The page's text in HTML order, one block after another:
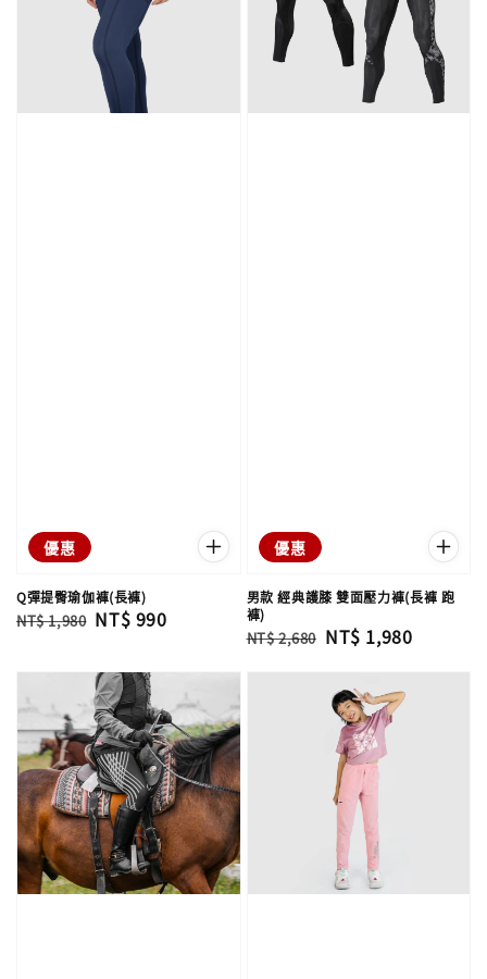
優惠
Q彈提臀瑜伽褲(長褲)
Regular
NT$ 1,980 Sale
NT$ 990
優惠
男款 經典護膝 雙面壓力褲(長褲 跑
褲)
Regular
NT$ 2,680 Sale
NT$ 1,980